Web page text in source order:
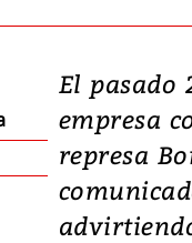
El pasado
empresa
represa